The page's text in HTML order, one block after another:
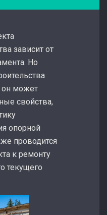
зависит от
Но
он может
свойства,
опорной
проводится
к ремонту
текущего